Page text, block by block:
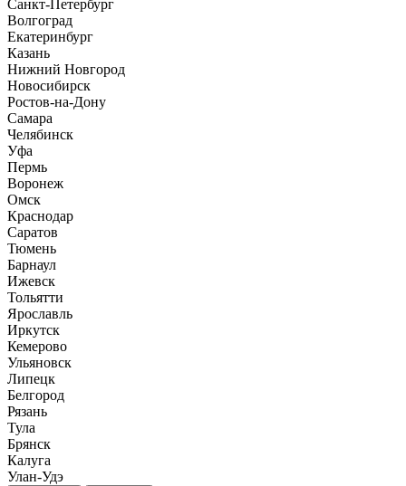
Санкт-Петербург
Волгоград
Екатеринбург
Казань
Нижний Новгород
Новосибирск
Ростов-на-Дону
Самара
Челябинск
Уфа
Пермь
Воронеж
Омск
Краснодар
Саратов
Тюмень
Барнаул
Ижевск
Тольятти
Ярославль
Иркутск
Кемерово
Ульяновск
Липецк
Белгород
Рязань
Тула
Брянск
Калуга
Улан-Удэ